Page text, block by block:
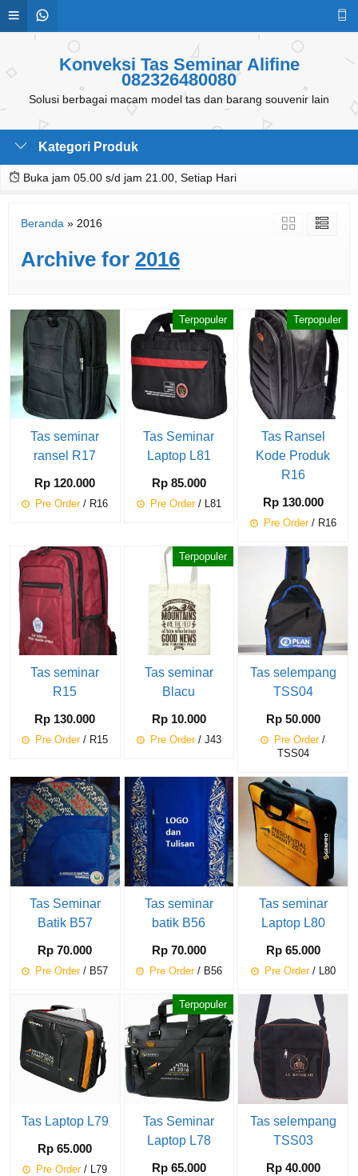
Konveksi Tas Seminar Alifine
082326480080
Solusi berbagai macam model tas dan barang souvenir lain
Kategori Produk
Buka jam 05.00 s/d jam 21.00, Setiap Hari
Beranda » 2016
Archive for 2016
Tas seminar
ransel R17
Rp 120.000
Pre Order/ R16
Terpopuler
Tas Seminar
Laptop L81
Rp 85.000
Pre Order/ L81
Terpopuler
Tas Ransel
Kode Produk
R16
Rp 130.000
Pre Order/ R16
Tas seminar
R15
Rp 130.000
Pre Order/ R15
Terpopuler
Tas seminar
Blacu
Rp 10.000
Pre Order/ J43
Tas selempang
TSS04
Rp 50.000
Pre Order/
TSS04
Tas Seminar
Batik B57
Rp 70.000
Pre Order/ B57
Tas seminar
batik B56
Rp 70.000
Pre Order/ B56
Tas seminar
Laptop L80
Rp 65.000
Pre Order/ L80
Tas Laptop L79
Rp 65.000
Pre Order/ L79
Terpopuler
Tas Seminar
Laptop L78
Rp 65.000
Tas selempang
TSS03
Rp 40.000